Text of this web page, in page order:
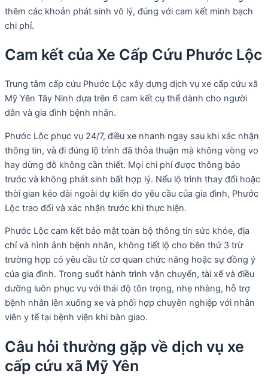
thêm các khoản phát sinh vô lý, đúng với cam kết minh bạch
chi phí.
Cam kết của Xe Cấp Cứu Phước Lộc
Trung tâm cấp cứu Phước Lộc xây dựng dịch vụ xe cấp cứu xã
Mỹ Yên Tây Ninh dựa trên 6 cam kết cụ thể dành cho người
dân và gia đình bệnh nhân.
Phước Lộc phục vụ 24/7, điều xe nhanh ngay sau khi xác nhận
thông tin, và đi đúng lộ trình đã thỏa thuận mà không vòng vo
hay dừng đỗ không cần thiết. Mọi chi phí được thông báo
trước và không phát sinh bất hợp lý. Nếu lộ trình thay đổi hoặc
thời gian kéo dài ngoài dự kiến do yêu cầu của gia đình, Phước
Lộc trao đổi và xác nhận trước khi thực hiện.
Phước Lộc cam kết bảo mật toàn bộ thông tin sức khỏe, địa
chỉ và hình ảnh bệnh nhân, không tiết lộ cho bên thứ 3 trừ
trường hợp có yêu cầu từ cơ quan chức năng hoặc sự đồng ý
của gia đình. Trong suốt hành trình vận chuyển, tài xế và điều
dưỡng luôn phục vụ với thái độ tôn trọng, nhẹ nhàng, hỗ trợ
bệnh nhân lên xuống xe và phối hợp chuyên nghiệp với nhân
viên y tế tại bệnh viện khi bàn giao.
Câu hỏi thường gặp về dịch vụ xe
cấp cứu xã Mỹ Yên